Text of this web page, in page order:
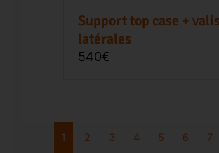
Support top case +
latérales
540€
1 2 3 4 5 6 7